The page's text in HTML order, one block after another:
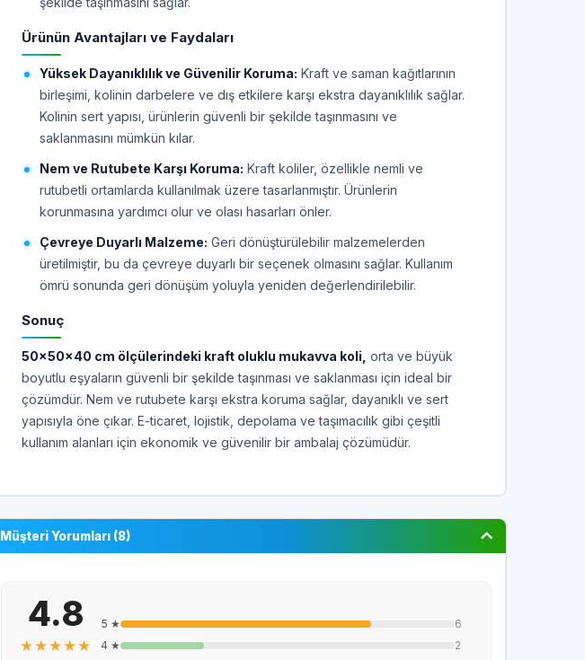
Ürünün Avantajları ve Faydaları
Yüksek Dayanıklılık ve Güvenilir Koruma: Kraft ve saman kağıtlarının
birleşimi, kolinin darbelere ve dış etkilere karşı ekstra dayanıklılık sağlar.
Kolinin sert yapısı, ürünlerin güvenli bir şekilde taşınmasını ve
saklanmasını mümkün kılar.
Nem ve Rutubete Karşı Koruma: Kraft koliler, özellikle nemli ve
rutubetli ortamlarda kullanılmak üzere tasarlanmıştır. Ürünlerin
korunmasına yardımcı olur ve olası hasarları önler.
Çevreye Duyarlı Malzeme: Geri dönüştürülebilir malzemelerden
üretilmiştir, bu da çevreye duyarlı bir seçenek olmasını sağlar. Kullanım
ömrü sonunda geri dönüşüm yoluyla yeniden değerlendirilebilir.
Sonuç
50x50x40 cm ölçülerindeki kraft oluklu mukavva koli, orta ve büyük
boyutlu eşyaların güvenli bir şekilde taşınması ve saklanması için ideal bir
çözümdür. Nem ve rutubete karşı ekstra koruma sağlar, dayanıklı ve sert
yapısıyla öne çıkar. E-ticaret, lojistik, depolama ve taşımacılık gibi çeşitli
kullanım alanları için ekonomik ve güvenilir bir ambalaj çözümüdür.
Müşteri Yorumları (8)
4.8
★★★★★
5 ★
6
4 ★
2